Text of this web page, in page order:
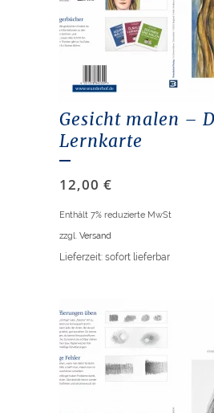
Gesicht malen –
Lernkarte
12,00 €
Enthält 7% reduzierte MwSt
zzgl. Versand
Lieferzeit: sofort lieferbar